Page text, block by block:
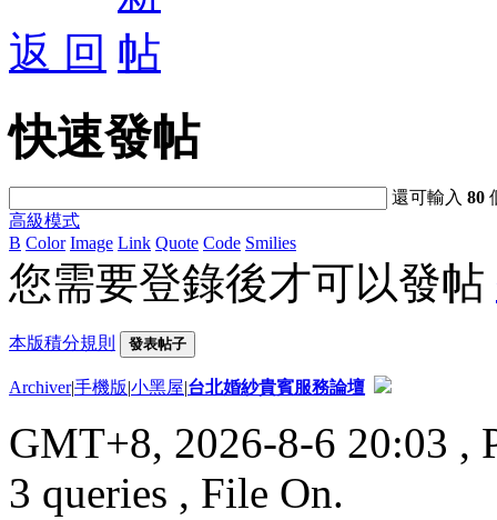
返 回
快速發帖
還可輸入80
高級模式
B Color Image Link Quote Code Smilies
您需要登錄後才可以發帖
本版積分規則 發表帖子
Archiver|手機版|小黑屋|台北婚紗貴賓服務論壇
GMT+8, 2026-8-6 20:03 ,
3 queries , File On.